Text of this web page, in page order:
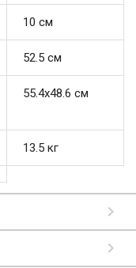
10 см
52.5 см
55.4x48.6 см
13.5 кг